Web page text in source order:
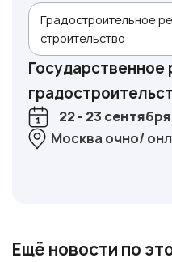
Градостроительное
строительство
Государственное
22 - 23
Москва очно/
Ещё новости по